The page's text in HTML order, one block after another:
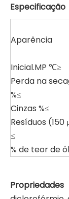
Especificação
Aparência
Inicial.MP ℃≥
Perda na
%≤
Cinzas %≤
Resíduos (150
≤
% de teor de
Propriedades